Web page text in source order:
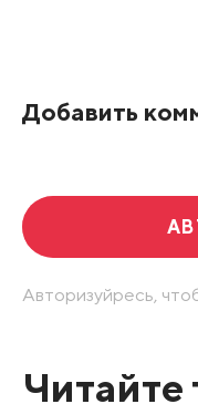
Добавить
Авторизуйресь,
Читайте